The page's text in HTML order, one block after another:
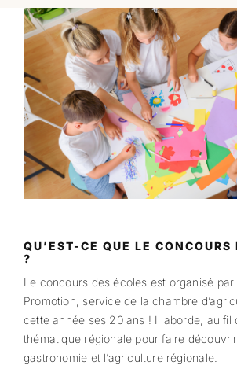
QU’EST-CE QUE LE CONCOURS
?
Le concours des écoles est organisé
Promotion, service de la chambre
cette année ses 20 ans ! Il aborde, au fil
thématique régionale pour faire
gastronomie et l’agriculture régionale.